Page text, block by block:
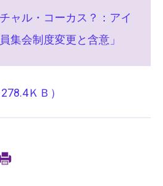
ャル・コーカス？：アイ
集会制度変更と含意」
ＫＢ）